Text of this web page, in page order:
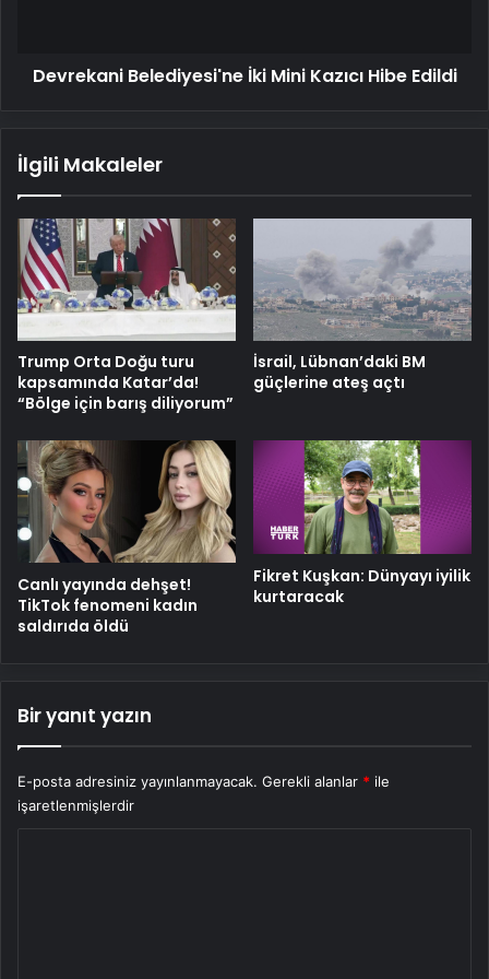
Devrekani Belediyesi'ne İki Mini Kazıcı Hibe Edildi
İlgili Makaleler
Trump Orta Doğu turu
kapsamında Katar’da!
“Bölge için barış diliyorum”
İsrail, Lübnan’daki BM
güçlerine ateş açtı
Canlı yayında dehşet!
TikTok fenomeni kadın
saldırıda öldü
Fikret Kuşkan: Dünyayı iyilik
kurtaracak
Bir yanıt yazın
E-posta adresiniz yayınlanmayacak. Gerekli alanlar * ile
işaretlenmişlerdir